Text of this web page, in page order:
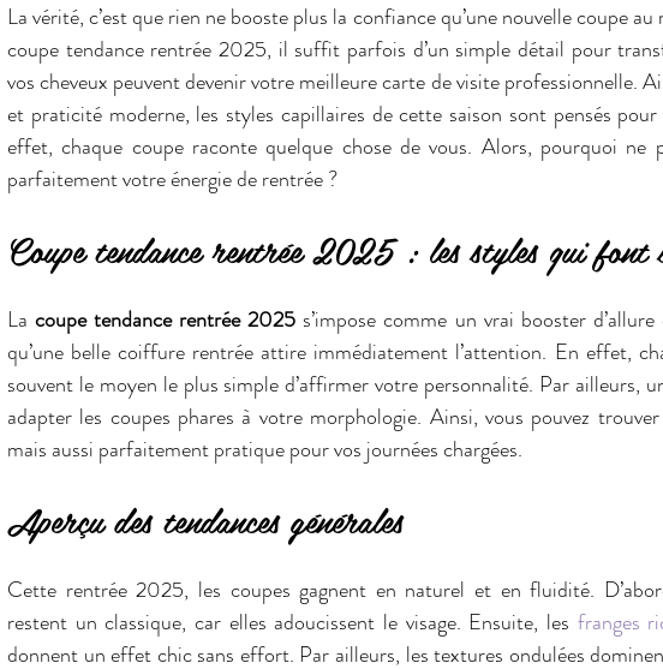
La vérité, c’est que rien ne booste plus la confiance qu’une nouvelle coupe
coupe tendance rentrée 2025, il suffit parfois d’un simple détail pour
vos cheveux peuvent devenir votre meilleure carte de visite professionnelle.
et praticité moderne, les styles capillaires de cette saison sont pensés
effet, chaque coupe raconte quelque chose de vous. Alors, pourquoi ne
parfaitement votre énergie de rentrée ?
Coupe tendance rentrée 2025 : les styles qui font
La coupe tendance rentrée 2025 s’impose comme un vrai booster
qu’une belle coiffure rentrée attire immédiatement l’attention. En effet,
souvent le moyen le plus simple d’affirmer votre personnalité. Par ailleurs,
adapter les coupes phares à votre morphologie. Ainsi, vous pouvez
mais aussi parfaitement pratique pour vos journées chargées.
Aperçu des tendances générales
Cette rentrée 2025, les coupes gagnent en naturel et en fluidité.
restent un classique, car elles adoucissent le visage. Ensuite, les franges
donnent un effet chic sans effort. Par ailleurs, les textures ondulées